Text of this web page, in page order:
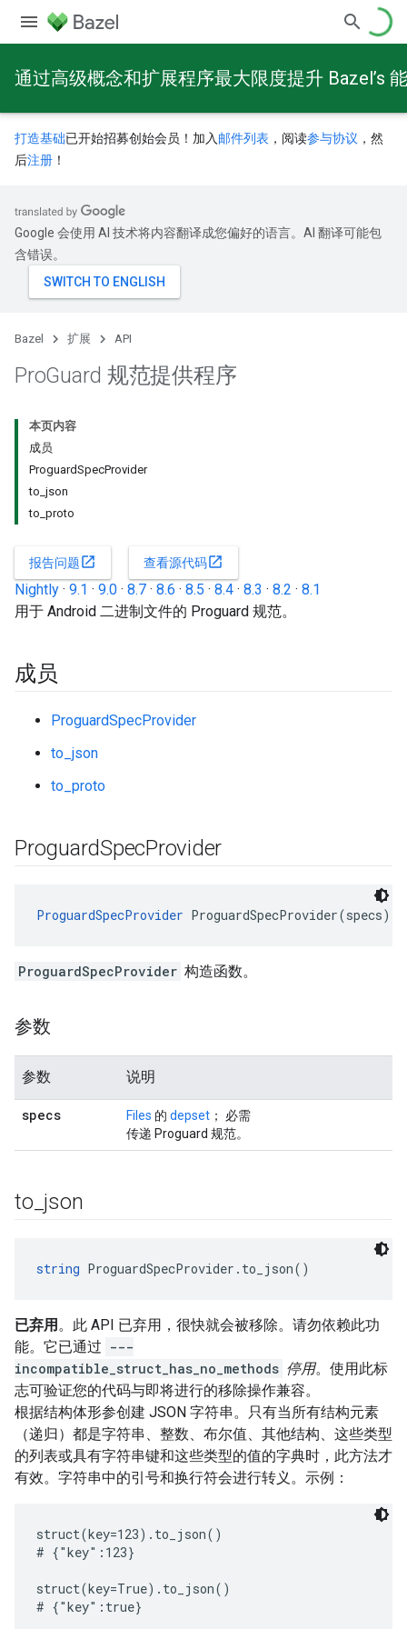
通过高级概念和扩展程序最大限度提升 Bazel’s
打造基础已开始招募创始会员！加入 邮件列表 ，阅读参与协议 ，然
后注册 ！
Google 会使用 AI 技术将内容翻译成您偏好的语言。AI 翻译可能包
含错误。
Bazel 扩展 API
ProGuard 规范提供程序
本页内容
成员
ProguardSpecProvider
to_json
to_proto
报告问题open_in_new 查看源代码open_in_new
Nightly · 9.1 · 9.0 · 8.7 · 8.6 · 8.5 · 8.4 · 8.3 · 8.2 · 8.1
用于 Android 二进制文件的 Proguard 规范。
成员
ProguardSpecProvider
to_json
to_proto
ProguardSpecProvider
ProguardSpecProvider ProguardSpecProvider(specs)
ProguardSpecProvider 构造函数。
参数
参数 说明
specs Files 的 depset ； 必需
传递 Proguard 规范。
to json
string ProguardSpecProvider.to_json()
已弃用 。此 API 已弃用，很快就会被移除。请勿依赖此功
能。它已通过 ---
incompatible_struct_has_no_methods 停用。使用此标
志可验证您的代码与即将进行的移除操作兼容。
根据结构体形参创建 JSON 字符串。只有当所有结构元素
（递归）都是字符串、整数、布尔值、其他结构、这些类型
的列表或具有字符串键和这些类型的值的字典时，此方法才
有效。字符串中的引号和换行符会进行转义。示例：
struct(key=123).to_json()
# {"key":123}
struct(key=True).to_json()
# {"key":true}